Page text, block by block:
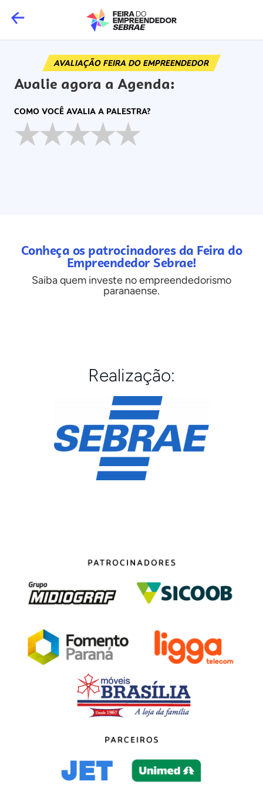
AVALIAÇÃO FEIRA DO EMPREENDEDOR
Avalie agora a Agenda:
COMO VOCÊ AVALIA A PALESTRA?
★
★
★
★
★
Conheça os patrocinadores da Feira do
Empreendedor Sebrae!
Saiba quem investe no empreendedorismo
paranaense.
Realização: